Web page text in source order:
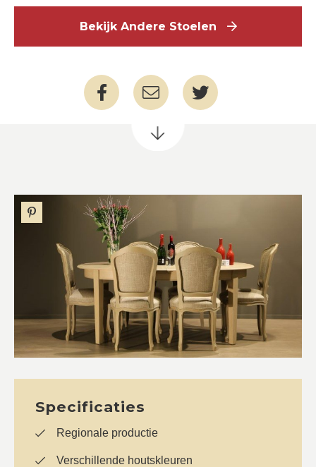
Bekijk Andere Stoelen
Specificaties
Regionale productie
Verschillende houtskleuren